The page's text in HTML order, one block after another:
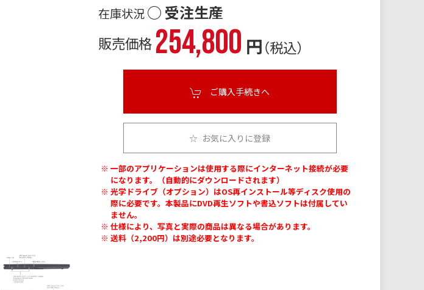
○ 受注生産
販売価格 254,800 円（税込）
ご購入手続きへ
お気に入りに登録
一部のアプリケーションは使用する際にインターネット接続が必要
になります。（自動的にダウンロードされます）
光学ドライブ（オプション）はOS再インストール等ディスク使用の
際に必要です。本製品にDVD再生ソフトや書込ソフトは付属してい
ません。
仕様により、写真と実際の商品は異なる場合があります。
送料（2,200円）は別途必要となります。